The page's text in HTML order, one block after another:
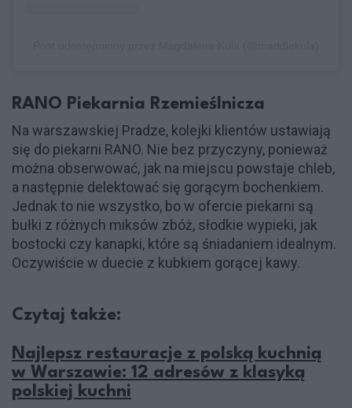
RANO Piekarnia Rzemieślnicza
Na warszawskiej Pradze, kolejki klientów ustawiają
się do piekarni RANO. Nie bez przyczyny, ponieważ
można obserwować, jak na miejscu powstaje chleb,
a następnie delektować się gorącym bochenkiem.
Jednak to nie wszystko, bo w ofercie piekarni są
bułki z różnych miksów zbóż, słodkie wypieki, jak
bostocki czy kanapki, które są śniadaniem idealnym.
Oczywiście w duecie z kubkiem gorącej kawy.
Czytaj także:
Najlepsz restauracje z polską kuchnią
w Warszawie: 12 adresów z klasyką
polskiej kuchni